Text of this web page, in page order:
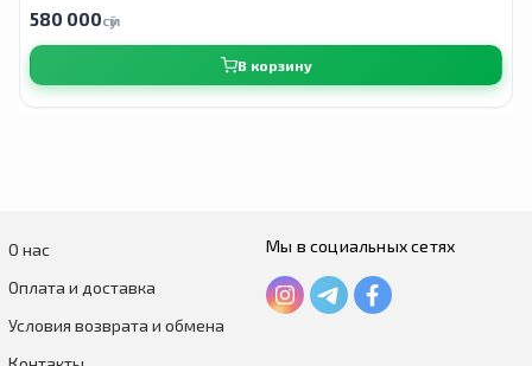
580 000сӯм
В корзину
О нас
Оплата и доставка
Условия возврата и обмена
Мы в социальных сетях